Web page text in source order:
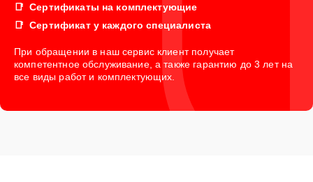
Сертификаты на комплектующие
Сертификат у каждого специалиста
При обращении в наш сервис клиент получает
компетентное обслуживание, а также гарантию до 3 лет на
все виды работ и комплектующих.